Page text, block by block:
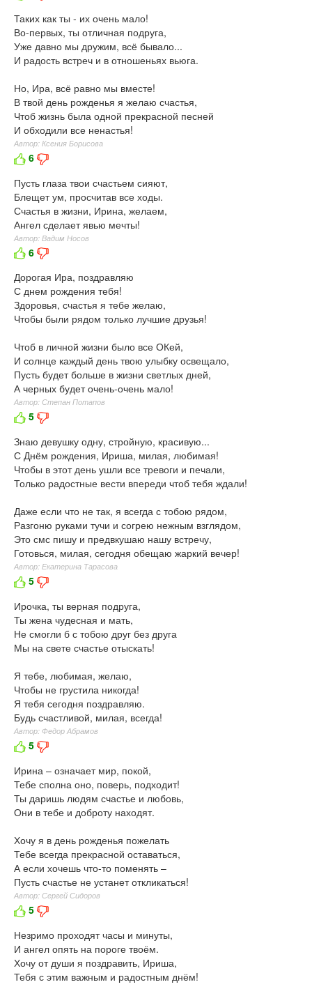
Таких как ты - их очень мало!
Во-первых, ты отличная подруга,
Уже давно мы дружим, всё бывало...
И радость встреч и в отношеньях вьюга.
Но, Ира, всё равно мы вместе!
В твой день рожденья я желаю счастья,
Чтоб жизнь была одной прекрасной песней
И обходили все ненастья!
Автор: Ксения Борисова
6
Пусть глаза твои счастьем сияют,
Блещет ум, просчитав все ходы.
Счастья в жизни, Ирина, желаем,
Ангел сделает явью мечты!
Автор: Вадим Носов
6
Дорогая Ира, поздравляю
С днем рождения тебя!
Здоровья, счастья я тебе желаю,
Чтобы были рядом только лучшие друзья!
Чтоб в личной жизни было все ОКей,
И солнце каждый день твою улыбку освещало,
Пусть будет больше в жизни светлых дней,
А черных будет очень-очень мало!
Автор: Степан Потапов
5
Знаю девушку одну, стройную, красивую...
С Днём рождения, Ириша, милая, любимая!
Чтобы в этот день ушли все тревоги и печали,
Только радостные вести впереди чтоб тебя ждали!
Даже если что не так, я всегда с тобою рядом,
Разгоню руками тучи и согрею нежным взглядом,
Это смс пишу и предвкушаю нашу встречу,
Готовься, милая, сегодня обещаю жаркий вечер!
Автор: Екатерина Тарасова
5
Ирочка, ты верная подруга,
Ты жена чудесная и мать,
Не смогли б с тобою друг без друга
Мы на свете счастье отыскать!
Я тебе, любимая, желаю,
Чтобы не грустила никогда!
Я тебя сегодня поздравляю.
Будь счастливой, милая, всегда!
Автор: Федор Абрамов
5
Ирина – означает мир, покой,
Тебе сполна оно, поверь, подходит!
Ты даришь людям счастье и любовь,
Они в тебе и доброту находят.
Хочу я в день рожденья пожелать
Тебе всегда прекрасной оставаться,
А если хочешь что-то поменять –
Пусть счастье не устанет откликаться!
Автор: Сергей Сидоров
5
Незримо проходят часы и минуты,
И ангел опять на пороге твоём.
Хочу от души я поздравить, Ириша,
Тебя с этим важным и радостным днём!